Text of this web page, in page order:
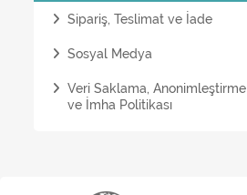
Sipariş, Teslimat ve İade
Sosyal Medya
Veri Saklama, Anonimleştirme
ve İmha Politikası